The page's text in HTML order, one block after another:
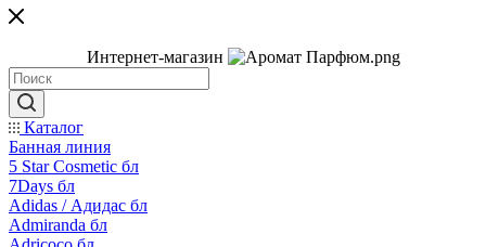
Интернет-магазин
Каталог
Банная линия
5 Star Cosmetic бл
7Days бл
Adidas / Адидас бл
Admiranda бл